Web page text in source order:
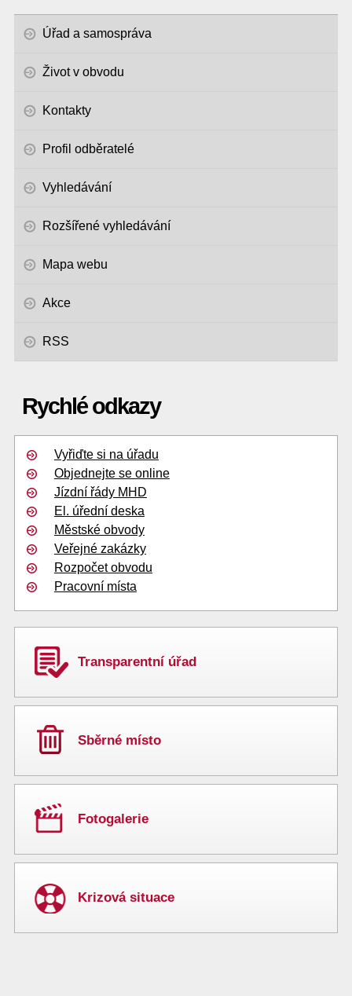
Úřad a samospráva
Život v obvodu
Kontakty
Profil odběratelé
Vyhledávání
Rozšířené vyhledávání
Mapa webu
Akce
RSS
Rychlé odkazy
Vyřiďte si na úřadu
Objednejte se online
Jízdní řády MHD
El. úřední deska
Městské obvody
Veřejné zakázky
Rozpočet obvodu
Pracovní místa
Transparentní úřad
Sběrné místo
Fotogalerie
Krizová situace